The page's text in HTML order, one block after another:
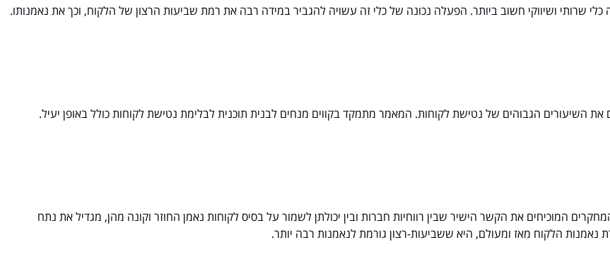
שרותי ושיווקי חשוב ביותר. הפעלה נכונה של כלי זה עשויה להגביר במידה רבה את רמת שביעות הרצון של הלקוח, וכך את נאמנותו.
השיעורים הגבוהים של נטישת לקוחות. המאמר מתמקד בקווים מנחים לבנית תוכנית לבלימת נטישת לקוחות כולל באופן יעיל.
המוכיחים את הקשר הישיר שבין רווחיות חברות ובין יכולתן לשמור על בסיס לקוחות נאמן החוזר וקונה מהן, מגדיל את נתח
הלקוח מאז ומעולם, היא ששביעות-רצון גורמת לנאמנות רבה יותר.